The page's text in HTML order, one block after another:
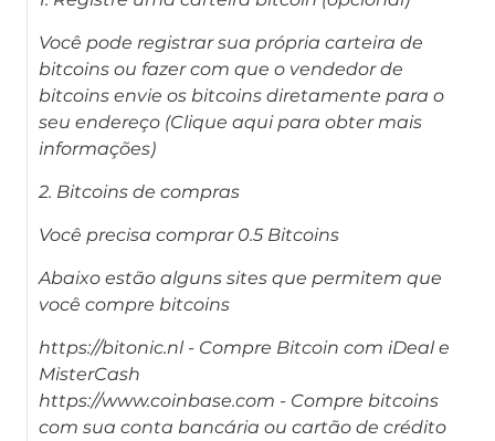
Você pode registrar sua própria carteira de
bitcoins ou fazer com que o vendedor de
bitcoins envie os bitcoins diretamente para o
seu endereço (Clique aqui para obter mais
informações)
2. Bitcoins de compras
Você precisa comprar 0.5 Bitcoins
Abaixo estão alguns sites que permitem que
você compre bitcoins
https://bitonic.nl - Compre Bitcoin com iDeal e
MisterCash
https://www.coinbase.com - Compre bitcoins
com sua conta bancária ou cartão de crédito